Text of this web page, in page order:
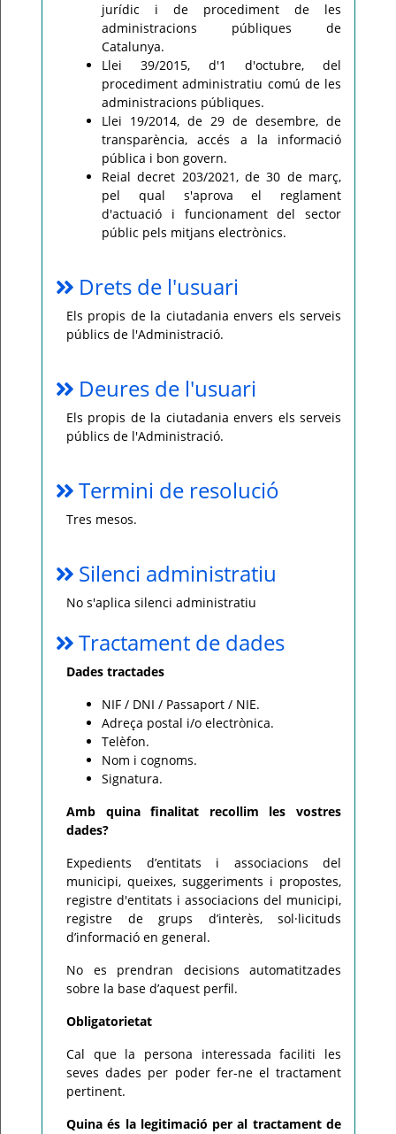
jurídic i de procediment de les
administracions públiques de
Catalunya.
Llei 39/2015, d'1 d'octubre, del
procediment administratiu comú de les
administracions públiques.
Llei 19/2014, de 29 de desembre, de
transparència, accés a la informació
pública i bon govern.
Reial decret 203/2021, de 30 de març,
pel qual s'aprova el reglament
d'actuació i funcionament del sector
públic pels mitjans electrònics.
Drets de l'usuari
Els propis de la ciutadania envers els serveis
públics de l'Administració.
Deures de l'usuari
Els propis de la ciutadania envers els serveis
públics de l'Administració.
Termini de resolució
Tres mesos.
Silenci administratiu
No s'aplica silenci administratiu
Tractament de dades
Dades tractades
NIF / DNI / Passaport / NIE.
Adreça postal i/o electrònica.
Telèfon.
Nom i cognoms.
Signatura.
Amb quina finalitat recollim les vostres
dades?
Expedients d’entitats i associacions del
municipi, queixes, suggeriments i propostes,
registre d'entitats i associacions del municipi,
registre de grups d’interès, sol·licituds
d’informació en general.
No es prendran decisions automatitzades
sobre la base d’aquest perfil.
Obligatorietat
Cal que la persona interessada faciliti les
seves dades per poder fer-ne el tractament
pertinent.
Quina és la legitimació per al tractament de